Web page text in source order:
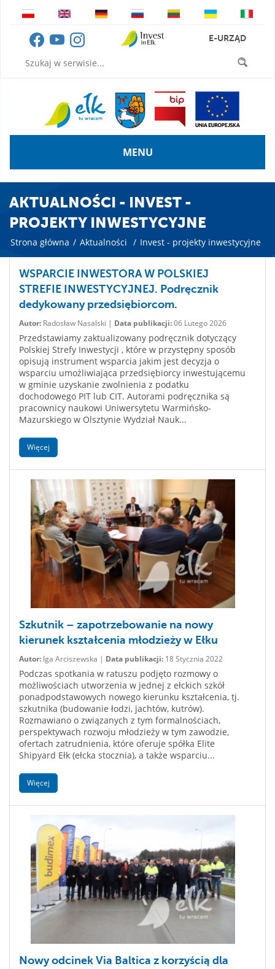
E-URZĄD
MENU
AKTUALNOŚCI - INVEST -
PROJEKTY INWESTYCYJNE
Strona główna / Aktualności / Invest - projekty inwestycyjne
WSPARCIE INWESTORA W POLSKIEJ
STREFIE INWESTYCYJNEJ. Podręcznik
dedykowany przedsiębiorcom.
Autor: Radosław Nasalski | Data publikacji:06 Lutego 2026
Przedstawiamy zaktualizowany podręcznik dotyczący
Polskiej Strefy Inwestycji , które w przystępny sposób
opisują instrument wsparcia jakim jest decyzja o
wsparciu umożliwiająca przedsiębiorcy inwestującemu
w gminie uzyskanie zwolnienia z podatku
dochodowego PIT lub CIT. Autorami podręcznika są
pracownicy naukowi Uniwersytetu Warmińsko-
Mazurskiego w Olsztynie Wydział Nauk...
Więcej
Szkutnik – zapotrzebowanie na nowy
kierunek kształcenia młodzieży w Ełku
Autor: Iga Arciszewska | Data publikacji: 18 Stycznia 2022
Podczas spotkania w ratuszu podjęto rozmowy o
możliwościach utworzenia w jednej z ełckich szkół
ponadpodstawowych nowego kierunku kształcenia, tj.
szkutnika (budowanie łodzi, jachtów, kutrów).
Rozmawiano o związanych z tym formalnościach,
perspektywach rozwoju młodzieży w tym zawodzie,
ofertach zatrudnienia, które oferuje spółka Elite
Shipyard Ełk (ełcka stocznia), a także wsparciu...
Więcej
Nowy odcinek Via Baltica z korzyścią dla